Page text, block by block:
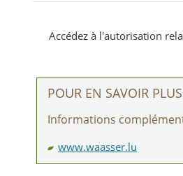
Accédez à l'autorisation
POUR EN SAVOIR PLUS
Informations
www.waasser.lu